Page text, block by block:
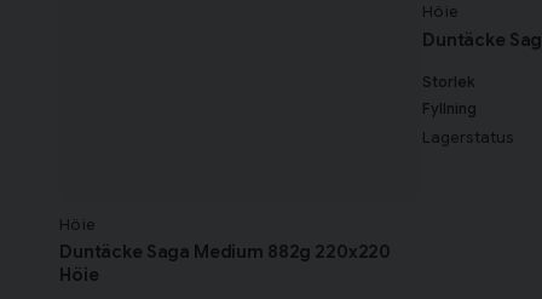
Höie
Duntäcke Saga Medium 882g 220x220
Höie
Höie
Duntäcke
Storlek
Fyllning
Lagerstatus